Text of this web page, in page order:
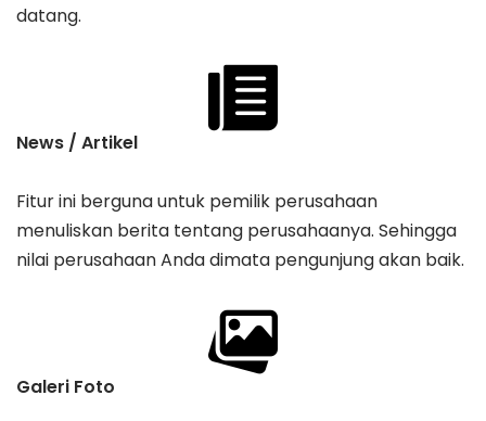
datang.
News / Artikel
Fitur ini berguna untuk pemilik perusahaan
menuliskan berita tentang perusahaanya. Sehingga
nilai perusahaan Anda dimata pengunjung akan baik.
Galeri Foto